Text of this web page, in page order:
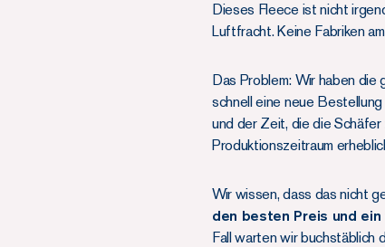
Dieses Fleece ist nicht
Luftfracht. Keine Fabriken
Das Problem: Wir haben
schnell eine neue
und der Zeit, die die Schäfer
Produktionszeitraum
Wir wissen, dass das nicht
den besten Preis und
Fall warten wir buchstäblich